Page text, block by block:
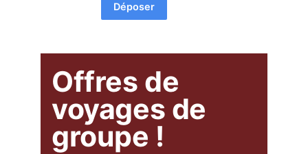
Déposer
Offres de
voyages de
groupe !